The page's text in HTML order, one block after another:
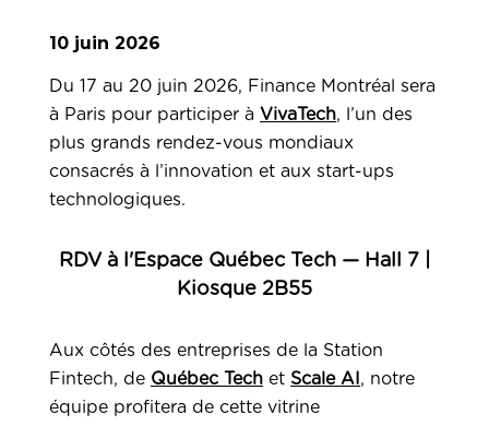
10 juin 2026
Du 17 au 20 juin 2026, Finance Montréal sera
à Paris pour participer à VivaTech, l’un des
plus grands rendez-vous mondiaux
consacrés à l’innovation et aux start-ups
technologiques.
RDV à l'Espace Québec Tech — Hall 7 |
Kiosque 2B55
Aux côtés des entreprises de la Station
Fintech, de Québec Tech et Scale AI , notre
équipe profitera de cette vitrine